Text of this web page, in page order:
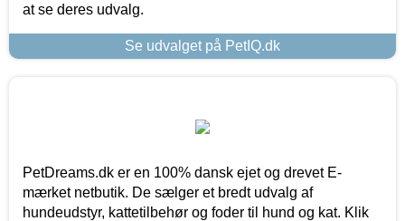
at se deres udvalg.
Se udvalget på PetIQ.dk
PetDreams.dk er en 100% dansk ejet og drevet E-
mærket netbutik. De sælger et bredt udvalg af
hundeudstyr, kattetilbehør og foder til hund og kat. Klik